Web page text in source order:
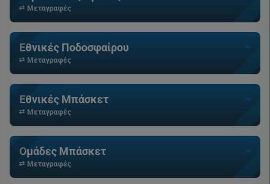
Μεταγραφές
Εθνικές Ποδοσφαίρου
Μεταγραφές
Εθνικές Μπάσκετ
Μεταγραφές
Ομάδες Μπάσκετ
Μεταγραφές